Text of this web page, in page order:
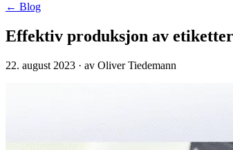
← Blog
Effektiv produksjon av
22. august 2023 · av Oliver Tiedemann